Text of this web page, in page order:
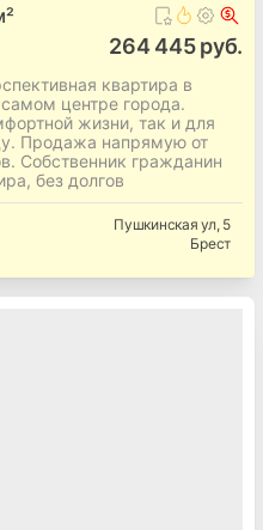
264 445 руб.
квартира в
центре города.
жизни, так и для
Продажа напрямую от
Собственник гражданин
без долгов
Пушкинская ул, 5
Брест